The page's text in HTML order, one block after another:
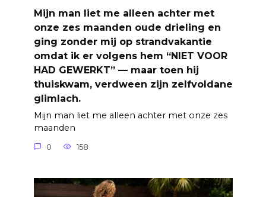
Mijn man liet me alleen achter met
onze zes maanden oude drieling en
ging zonder mij op strandvakantie
omdat ik er volgens hem “NIET VOOR
HAD GEWERKT” — maar toen hij
thuiskwam, verdween zijn zelfvoldane
glimlach.
Mijn man liet me alleen achter met onze zes
maanden
0 158